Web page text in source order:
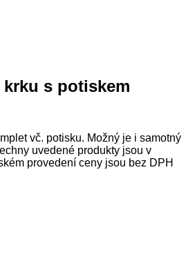
s potiskem
vč. potisku. Možný je i samotný
uvedené produkty jsou v
provedení ceny jsou bez DPH